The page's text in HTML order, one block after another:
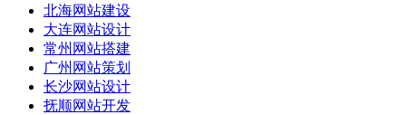
北海网站建设
大连网站设计
常州网站搭建
广州网站策划
长沙网站设计
抚顺网站开发